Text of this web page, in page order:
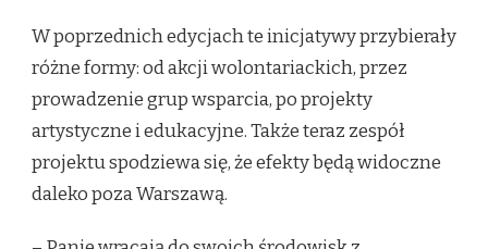
W poprzednich edycjach te inicjatywy przybierały
różne formy: od akcji wolontariackich, przez
prowadzenie grup wsparcia, po projekty
artystyczne i edukacyjne. Także teraz zespół
projektu spodziewa się, że efekty będą widoczne
daleko poza Warszawą.